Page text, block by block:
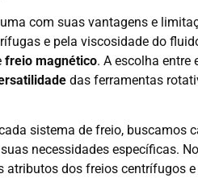
com suas vantagens e
e pela viscosidade do
freio magnético. A escolha entre
das ferramentas
sistema de freio, buscamos
necessidades específicas.
atributos dos freios centrífugos